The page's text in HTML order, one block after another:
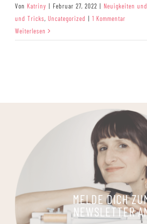
Von Katriny | Februar 27, 2022 | Neuigkeiten
und Tricks, Uncategorized | 1 Kommentar
Weiterlesen
MELDE DICH
NEWSLETTER